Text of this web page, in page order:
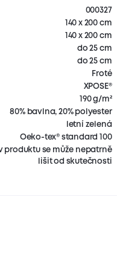
000327
140 x 200 cm
140 x 200 cm
do 25 cm
do 25 cm
Froté
XPOSE®
190 g/m²
80% bavlna, 20% polyester
letní zelená
Oeko-tex® standard 100
produktu se může nepatrně
lišit od skutečnosti